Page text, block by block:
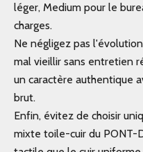
léger, Medium pour le
charges.
Ne négligez pas
mal vieillir sans entretien
un caractère authentique
brut.
Enfin, évitez de choisir
mixte toile-cuir du PONT-